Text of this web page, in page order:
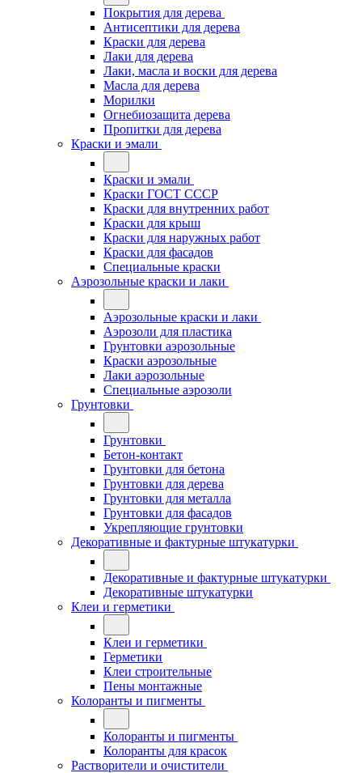
Покрытия для дерева
Антисептики для дерева
Краски для дерева
Лаки для дерева
Лаки, масла и воски для дерева
Масла для дерева
Морилки
Огнебиозащита дерева
Пропитки для дерева
Краски и эмали
Краски и эмали
Краски ГОСТ СССР
Краски для внутренних работ
Краски для крыш
Краски для наружных работ
Краски для фасадов
Специальные краски
Аэрозольные краски и лаки
Аэрозольные краски и лаки
Аэрозоли для пластика
Грунтовки аэрозольные
Краски аэрозольные
Лаки аэрозольные
Специальные аэрозоли
Грунтовки
Грунтовки
Бетон-контакт
Грунтовки для бетона
Грунтовки для дерева
Грунтовки для металла
Грунтовки для фасадов
Укрепляющие грунтовки
Декоративные и фактурные штукатурки
Декоративные и фактурные штукатурки
Декоративные штукатурки
Клеи и герметики
Клеи и герметики
Герметики
Клеи строительные
Пены монтажные
Колоранты и пигменты
Колоранты и пигменты
Колоранты для красок
Растворители и очистители